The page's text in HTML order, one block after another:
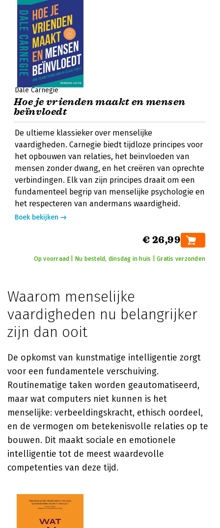
Dale Carnegie
Hoe je vrienden maakt en mensen
beïnvloedt
De ultieme klassieker over menselijke
vaardigheden. Carnegie biedt tijdloze principes voor
het opbouwen van relaties, het beïnvloeden van
mensen zonder dwang, en het creëren van oprechte
verbindingen. Elk van zijn principes draait om een
fundamenteel begrip van menselijke psychologie en
het respecteren van andermans waardigheid.
Boek bekijken
€ 26,99
Op voorraad | Nu besteld, dinsdag in huis | Gratis verzonden
Waarom menselijke
vaardigheden nu belangrijker
zijn dan ooit
De opkomst van kunstmatige intelligentie zorgt
voor een fundamentele verschuiving.
Routinematige taken worden geautomatiseerd,
maar wat computers niet kunnen is het
menselijke: verbeeldingskracht, ethisch oordeel,
en de vermogen om betekenisvolle relaties op te
bouwen. Dit maakt sociale en emotionele
intelligentie tot de meest waardevolle
competenties van deze tijd.